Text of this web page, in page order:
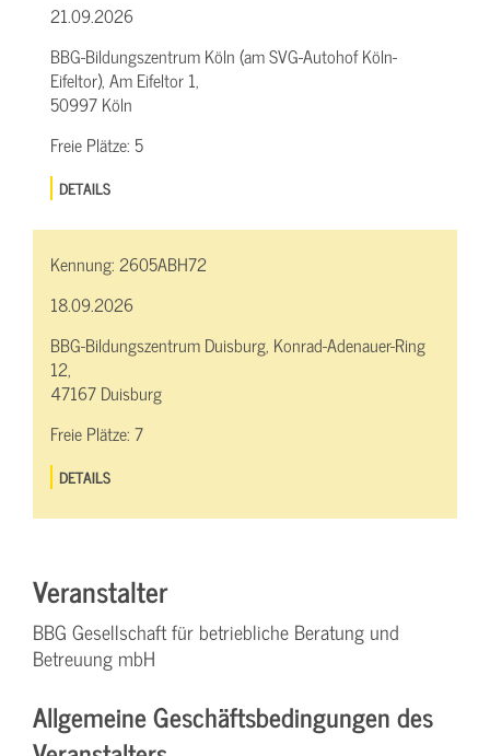
21.09.2026
BBG-Bildungszentrum Köln (am SVG-Autohof Köln-
Eifeltor), Am Eifeltor 1,
50997 Köln
Freie Plätze: 5
DETAILS
Kennung:2605ABH72
18.09.2026
BBG-Bildungszentrum Duisburg, Konrad-Adenauer-Ring
12,
47167 Duisburg
Freie Plätze:7
DETAILS
Veranstalter
BBG Gesellschaft für betriebliche Beratung und
Betreuung mbH
Allgemeine Geschäftsbedingungen des